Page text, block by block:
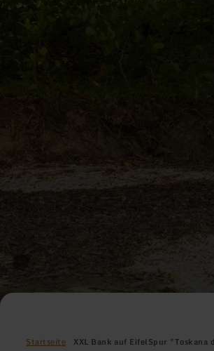
Startseite XXL Bank auf EifelSpur "Toskana